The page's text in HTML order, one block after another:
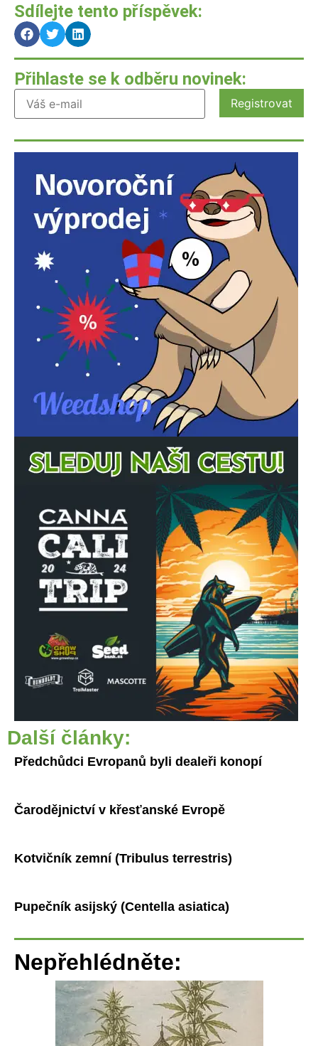
Sdílejte tento příspěvek:
Přihlaste se k odběru novinek:
Další články:
Předchůdci Evropanů byli dealeři konopí
Čarodějnictví v křesťanské Evropě
Kotvičník zemní (Tribulus terrestris)
Pupečník asijský (Centella asiatica)
Nepřehlédněte: